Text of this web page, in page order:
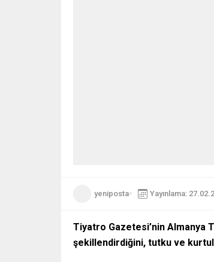
yeniposta Yayınlama:
Tiyatro Gazetesi’nin Almanya
şekillendirdiğini, tutku ve